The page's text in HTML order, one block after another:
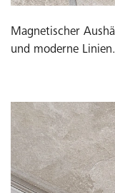
Magnetischer
und moderne Linien.